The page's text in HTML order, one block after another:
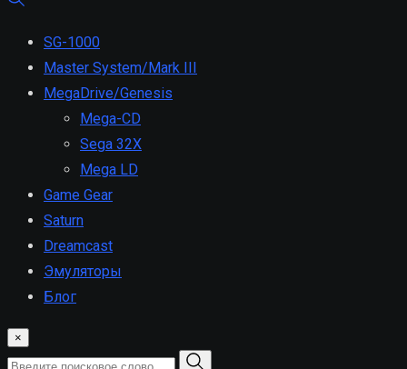
SG-1000
Master System/Mark III
MegaDrive/Genesis
Mega-CD
Sega 32X
Mega LD
Game Gear
Saturn
Dreamcast
Эмуляторы
Блог
×